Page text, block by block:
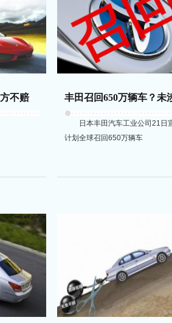
不赔
日本丰田汽车工业公司21日
计划全球召回650万辆车